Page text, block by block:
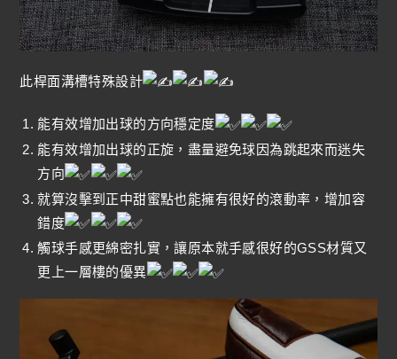
此桿面溝槽特殊設計
能有效增加出球的方向穩定度
能有效增加出球的正旋，盡量避免球因為跳起來而迷失
方向
就算沒擊到正中甜蜜點也能擁有很好的滾動率，增加容
錯度
觸球手感更綿密扎實，讓原本就手感很好的GSS材質又
更上一層樓的優異